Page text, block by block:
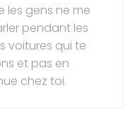
les gens ne me
pendant les
voitures qui te
et pas en
chez toi.